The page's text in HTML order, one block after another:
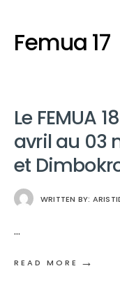
Femua 17
Le FEMUA
avril au 03
et
WRITTEN BY:
...
READ MORE →